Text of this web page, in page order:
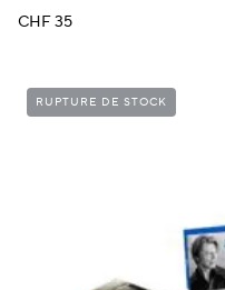
CHF35
RUPTURE DE STOCK